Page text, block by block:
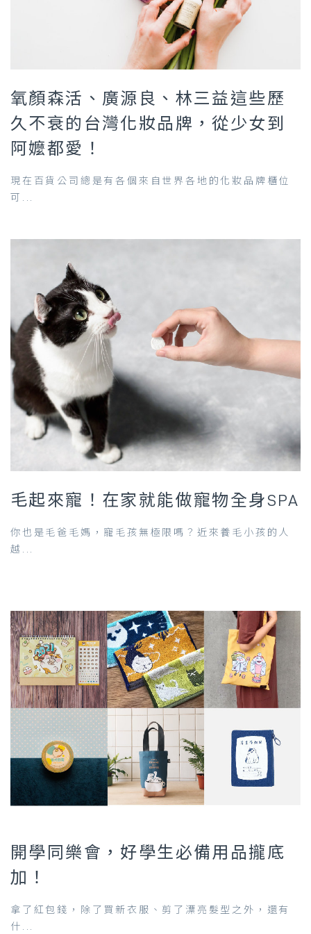
氧顏森活、廣源良、林三益這些歷
久不衰的台灣化妝品牌，從少女到
阿嬤都愛！
現在百貨公司總是有各個來自世界各地的化妝品牌櫃位
可...
毛起來寵！在家就能做寵物全身SPA
你也是毛爸毛媽，寵毛孩無極限嗎？近來養毛小孩的人
越...
開學同樂會，好學生必備用品攏底
加！
拿了紅包錢，除了買新衣服、剪了漂亮髮型之外，還有
什...